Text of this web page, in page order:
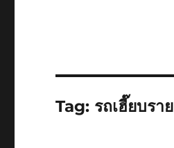
Tag: รถเฮี๊ยบรา